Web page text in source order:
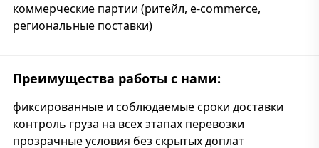
коммерческие партии (ритейл, e-commerce,
региональные поставки)
Преимущества работы с нами:
фиксированные и соблюдаемые сроки доставки
контроль груза на всех этапах перевозки
прозрачные условия без скрытых доплат